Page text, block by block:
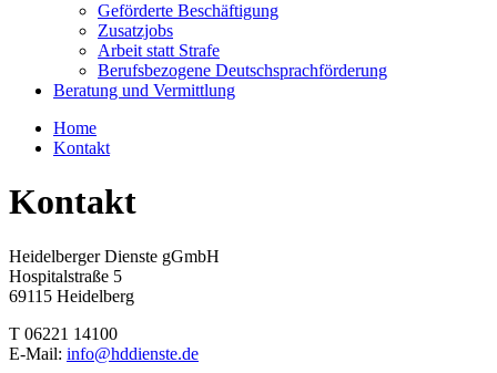
Geförderte Beschäftigung
Zusatzjobs
Arbeit statt Strafe
Berufsbezogene Deutschsprachförderung
Beratung und Vermittlung
Home
Kontakt
Kontakt
Heidelberger Dienste gGmbH
Hospitalstraße 5
69115 Heidelberg
T 06221 14100
E-Mail: info@hddienste.de